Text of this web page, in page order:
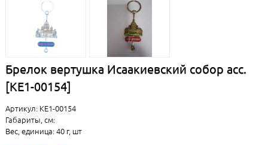
Брелок вертушка Исаакиевский собор асс.
[КЕ1-00154]
Артикул: КЕ1-00154
Габариты, см:
Вес, единица: 40 г, шт